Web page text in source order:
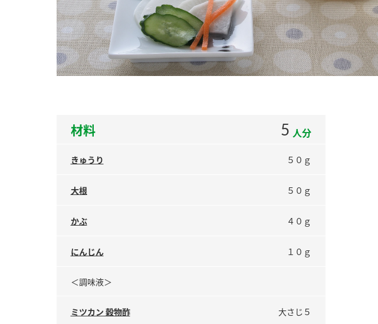
材料 5 人分
きゅうり ５０ｇ
大根 ５０ｇ
かぶ ４０ｇ
にんじん １０ｇ
＜調味液＞
ミツカン 穀物酢 大さじ５